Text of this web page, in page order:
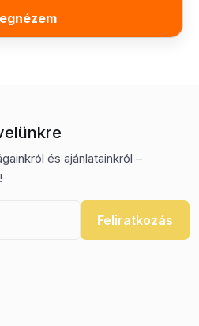
és ajánlatainkról –
Feliratkozás